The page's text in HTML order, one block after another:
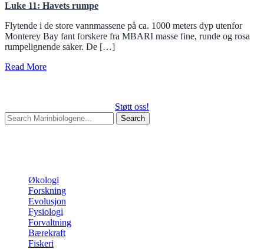
Luke 11: Havets rumpe
Flytende i de store vannmassene på ca. 1000 meters dyp utenfor
Monterey Bay fant forskere fra MBARI masse fine, runde og rosa
rumpelignende saker. De […]
Read More
Støtt oss!
Search
for:
Økologi
Forskning
Evolusjon
Fysiologi
Forvaltning
Bærekraft
Fiskeri